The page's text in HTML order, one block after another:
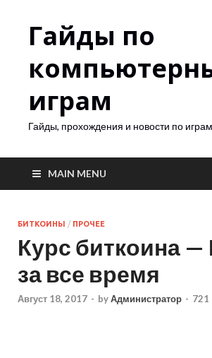
Гайды по
играм
Гайды, прохождения и новости по играм
MAIN MENU
БИТКОИНЫ / ПРОЧЕЕ
Курс биткоина
за все время
Август 18, 2017 - byАдминистратор - 721